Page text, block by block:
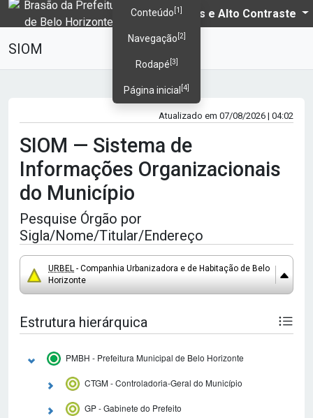
Conteúdo [1]
Navegação [2]
Rodapé [3]
Página inicial [4]
PBH Temas e Alto Contraste
SIOM
Atualizado em 07/08/2026 | 04:02
SIOM — Sistema de
Informações Organizacionais
do Município
Pesquise Órgão por
Sigla/Nome/Titular/Endereço
URBEL - Companhia Urbanizadora e de Habitação de Belo
Horizonte
Estrutura hierárquica
PMBH - Prefeitura Municipal de Belo Horizonte
CTGM - Controladoria-Geral do Município
GP - Gabinete do Prefeito